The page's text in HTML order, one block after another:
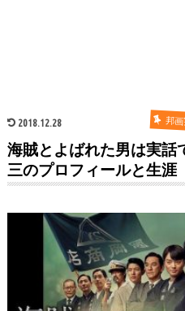
2018.12.28 邦
海賊とよばれた男は実話
三のプロフィールと生涯